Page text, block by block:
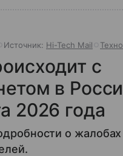
Источник: Hi-Tech Mail
с
в
2026 года
о жалобах